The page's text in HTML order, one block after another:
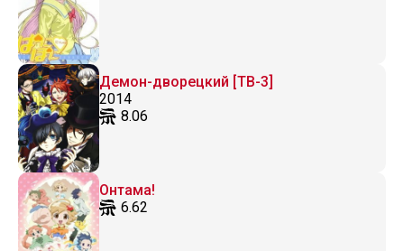
Демон-дворецкий [ТВ-3]
2014
8.06
Онтама!
6.62